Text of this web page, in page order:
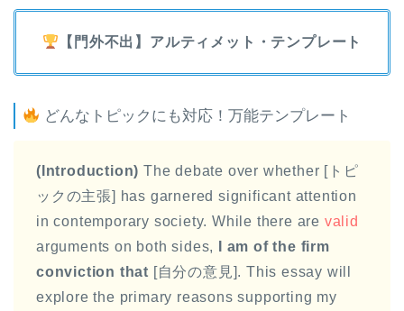
【門外不出】アルティメット・テンプレート
どんなトピックにも対応！万能テンプレート
(Introduction) The debate over whether [トピ
ックの主張] has garnered significant attention
in contemporary society. While there are valid
arguments on both sides,
I am of the firm
conviction that [自分の意見]. This essay will
explore the primary reasons supporting my